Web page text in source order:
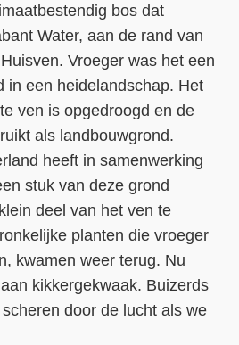
bos dat
Water, aan de rand van
Vroeger was het een
in een heidelandschap. Het
ven is opgedroogd en de
als landbouwgrond.
heeft in samenwerking
stuk van deze grond
deel van het ven te
planten die vroeger
kwamen weer terug. Nu
kikkergekwaak. Buizerds
door de lucht als we